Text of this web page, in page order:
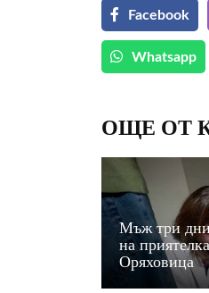
Facebook
Whatsapp
ОЩЕ ОТ
Мъж три
на
Оряховица